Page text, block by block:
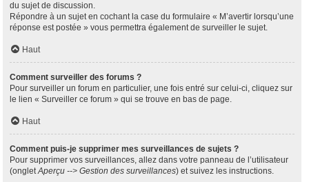
du sujet de discussion.
Répondre à un sujet en cochant la case du formulaire « M’avertir lorsqu’une
réponse est postée » vous permettra également de surveiller le sujet.
Haut
Comment surveiller des forums ?
Pour surveiller un forum en particulier, une fois entré sur celui-ci, cliquez sur
le lien « Surveiller ce forum » qui se trouve en bas de page.
Haut
Comment puis-je supprimer mes surveillances de sujets ?
Pour supprimer vos surveillances, allez dans votre panneau de l’utilisateur
(ongletAperçu --> Gestion des surveillances) et suivez les instructions.